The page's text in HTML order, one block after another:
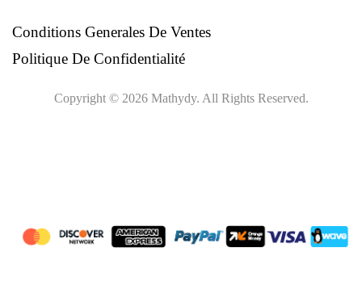
vide
Copyright © 2026 Mathydy. All Rights Reserved.
Conditions Generales De Ventes
Politique De Confidentialité